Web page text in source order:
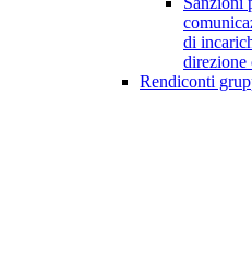
di
direzione
Rendiconti